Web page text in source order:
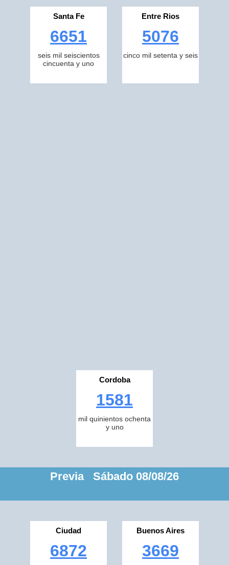
Santa Fe
6651
seis mil seiscientos
cincuenta y uno
Entre Rios
5076
cinco mil setenta y seis
Cordoba
1581
mil quinientos ochenta
y uno
Previa Sábado 08/08/26
Ciudad
6872
Buenos Aires
3669